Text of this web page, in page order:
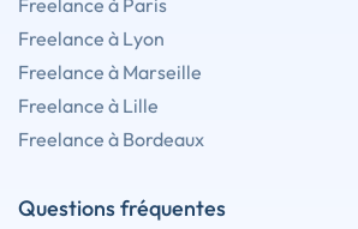
Freelance à Paris
Freelance à Lyon
Freelance à Marseille
Freelance à Lille
Freelance à Bordeaux
Questions fréquentes